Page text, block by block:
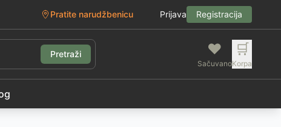
Pratite narudžbenicu Prijava Registracija
Pretraži ❤️
Sačuvano
🛒
Korpa